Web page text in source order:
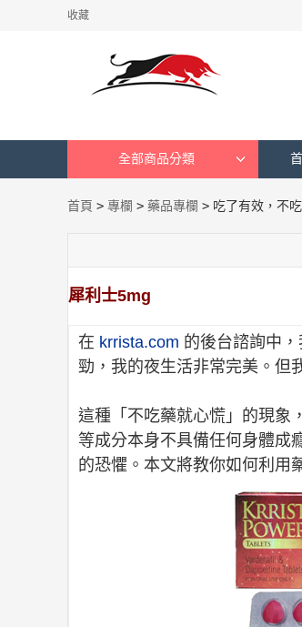
收藏
全部商品分類
首頁 > 專欄 > 藥品專欄 > 吃了有效，不
犀利士5mg
在 krrista.com 的後台諮詢中
勁，我的夜生活非常完美。但
這種「不吃藥就心慌」的現象
等成分本身不具備任何身體成
的恐懼。本文將教你如何利用